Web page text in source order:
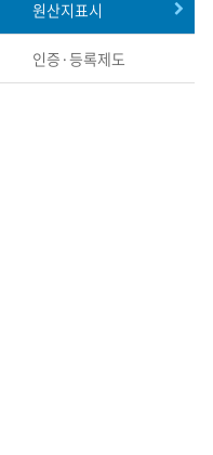
원산지표시
인증·등록제도